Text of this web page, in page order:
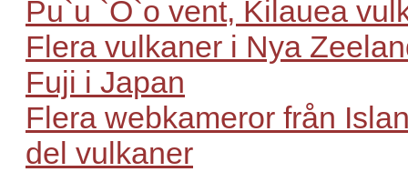
Pu`u `O`o vent, Kilauea
Flera vulkaner i Nya
Fuji i Japan
Flera webkameror från
del vulkaner